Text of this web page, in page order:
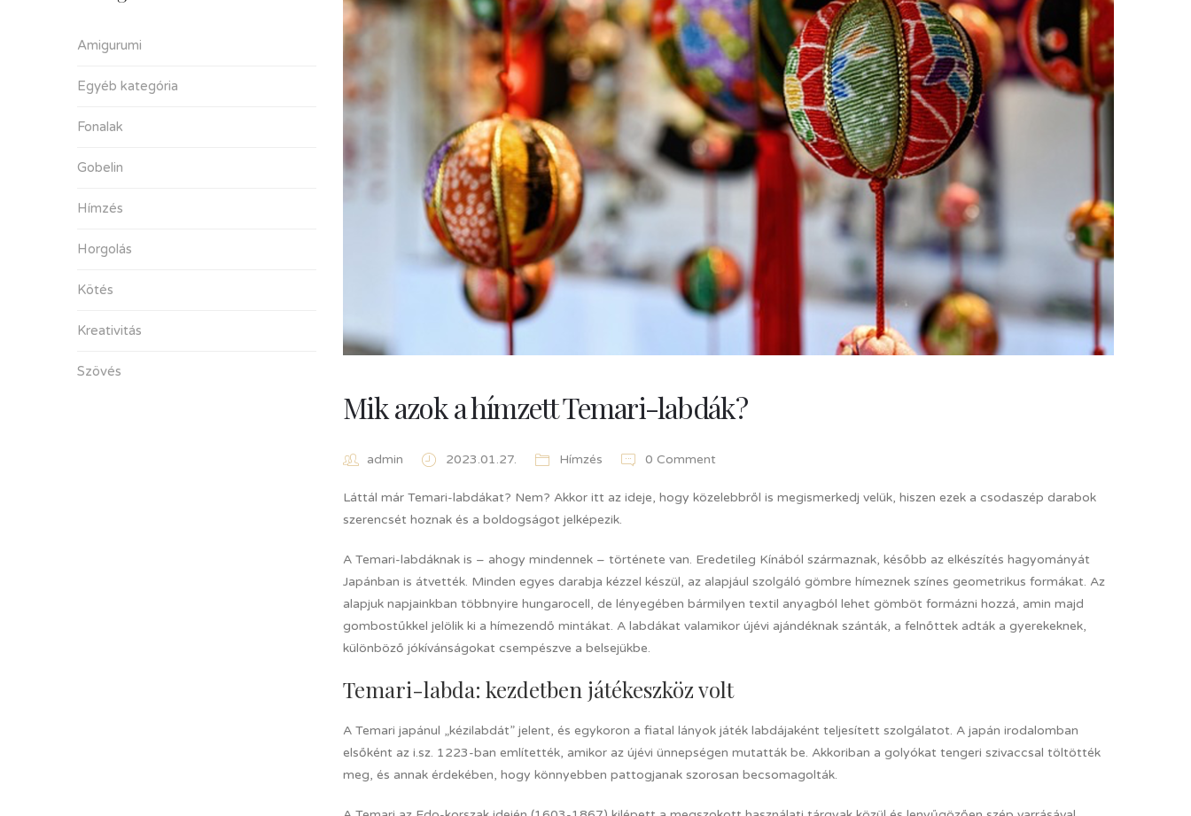
Amigurumi
Egyéb kategória
Fonalak
Gobelin
Hímzés
Horgolás
Kötés
Kreativitás
Szövés
Mik azok a hímzett Temari-labdák?
admin 2023.01.27. Hímzés 0 Comment
Láttál már Temari-labdákat? Nem? Akkor itt az ideje, hogy közelebbről is megismerkedj velük, hiszen ezek a csodaszép darabok
szerencsét hoznak és a boldogságot jelképezik.
A Temari-labdáknak is – ahogy mindennek – története van. Eredetileg Kínából származnak, később az elkészítés hagyományát
Japánban is átvették. Minden egyes darabja kézzel készül, az alapjául szolgáló gömbre hímeznek színes geometrikus formákat. Az
alapjuk napjainkban többnyire hungarocell, de lényegében bármilyen textil anyagból lehet gömböt formázni hozzá, amin majd
gombostűkkel jelölik ki a hímezendő mintákat. A labdákat valamikor újévi ajándéknak szánták, a felnőttek adták a gyerekeknek,
különböző jókívánságokat csempészve a belsejükbe.
Temari-labda: kezdetben játékeszköz volt
A Temari japánul „kézilabdát” jelent, és egykoron a fiatal lányok játék labdájaként teljesített szolgálatot. A japán irodalomban
elsőként az i.sz. 1223-ban említették, amikor az újévi ünnepségen mutatták be. Akkoriban a golyókat tengeri szivaccsal töltötték
meg, és annak érdekében, hogy könnyebben pattogjanak szorosan becsomagolták.